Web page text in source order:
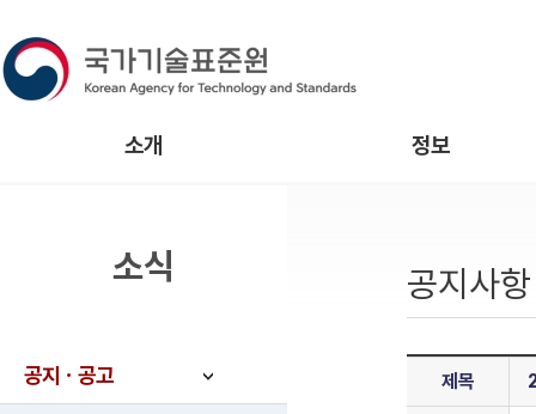
소개 정보
공지사항
제목
소식
공지ㆍ공고